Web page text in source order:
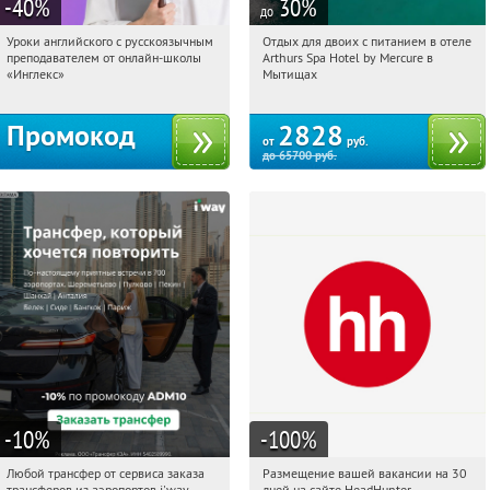
-40%
12:48:31
Получи первым!
Россия
Уроки английского с русскоязычным
преподавателем от онлайн-школы
«Инглекс»
Промокод
до 30%
12:48:31
Купи первым!
Московская обл., г. Мытищи, д.
Отдых для двоих с питанием в отеле
Arthurs Spa Hotel by Mercure в
Мытищах
от 2828 руб.
до65700руб.
-10%
12:48:31
Получи первым!
Любой трансфер от сервиса заказа
-100%
12:48:31 Получили:
Размещение вашей вакансии на 30